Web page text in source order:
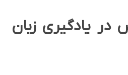
در یادگیری زبان